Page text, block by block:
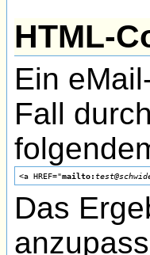
HTML-
Ein
Fall
<a HREF="mailto:
Das